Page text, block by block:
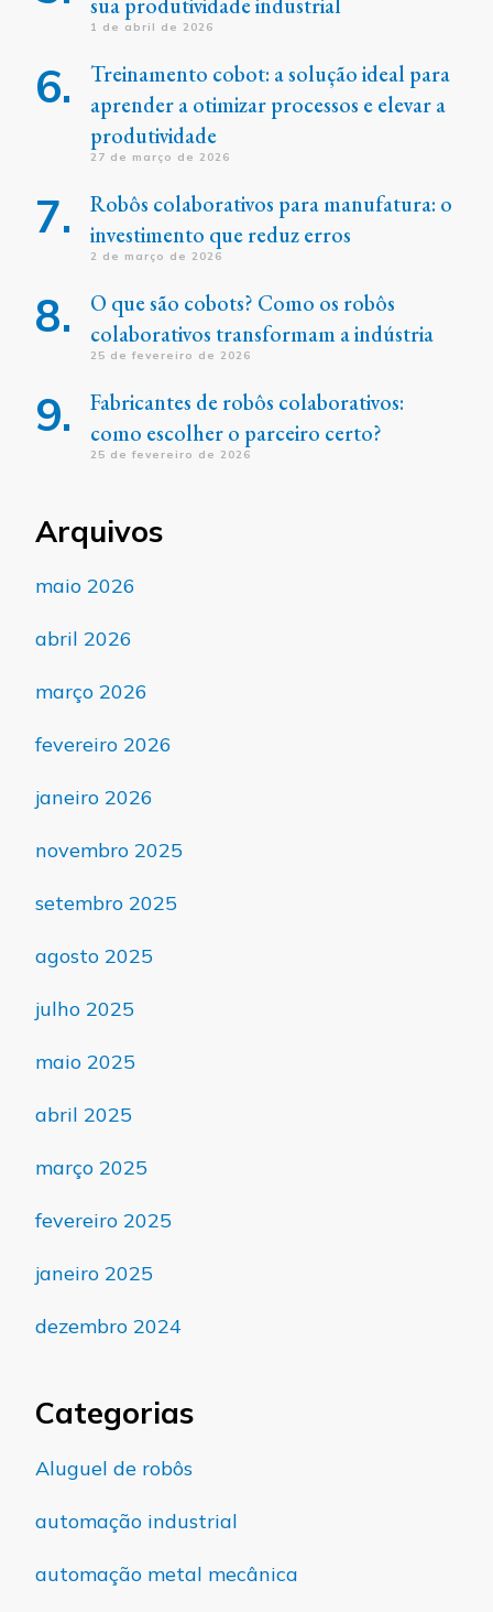
1 de abril de 2026
Treinamento cobot: a solução ideal para
aprender a otimizar processos e elevar a
produtividade
27 de março de 2026
Robôs colaborativos para manufatura: o
investimento que reduz erros
2 de março de 2026
O que são cobots? Como os robôs
colaborativos transformam a indústria
25 de fevereiro de 2026
Fabricantes de robôs colaborativos:
como escolher o parceiro certo?
25 de fevereiro de 2026
Arquivos
maio 2026
abril 2026
março 2026
fevereiro 2026
janeiro 2026
novembro 2025
setembro 2025
agosto 2025
julho 2025
maio 2025
abril 2025
março 2025
fevereiro 2025
janeiro 2025
dezembro 2024
Categorias
Aluguel de robôs
automação industrial
automação metal mecânica